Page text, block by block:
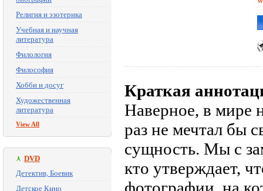
Религия и эзотерика
Учебная и научная
литература
Филология
Философия
Хобби и досуг
Художественная
литература
View All
DVD
Детектив, Боевик
Детское Кино
Краткая
Наверное, в мире
раз не мечтал бы
сущность. Мы с
кто утверждает,